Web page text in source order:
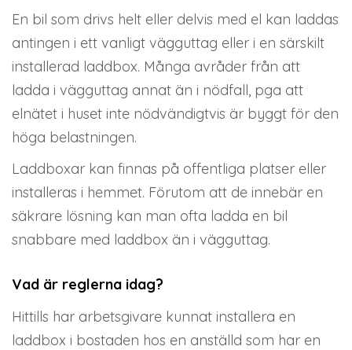
En bil som drivs helt eller delvis med el kan laddas
antingen i ett vanligt vägguttag eller i en särskilt
installerad laddbox. Många avråder från att
ladda i vägguttag annat än i nödfall, pga att
elnätet i huset inte nödvändigtvis är byggt för den
höga belastningen.
Laddboxar kan finnas på offentliga platser eller
installeras i hemmet. Förutom att de innebär en
säkrare lösning kan man ofta ladda en bil
snabbare med laddbox än i vägguttag.
Vad är reglerna idag?
Hittills har arbetsgivare kunnat installera en
laddbox i bostaden hos en anställd som har en